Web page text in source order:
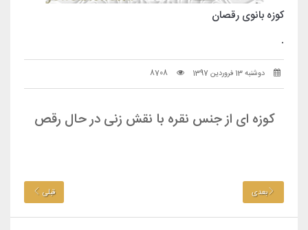
کوزه بانوی رقصان
.
دوشنبه 13 فروردین 1397 8708
کوزه ای از جنس نقره با نقش زنی در حال رقص
بعدی قبلی